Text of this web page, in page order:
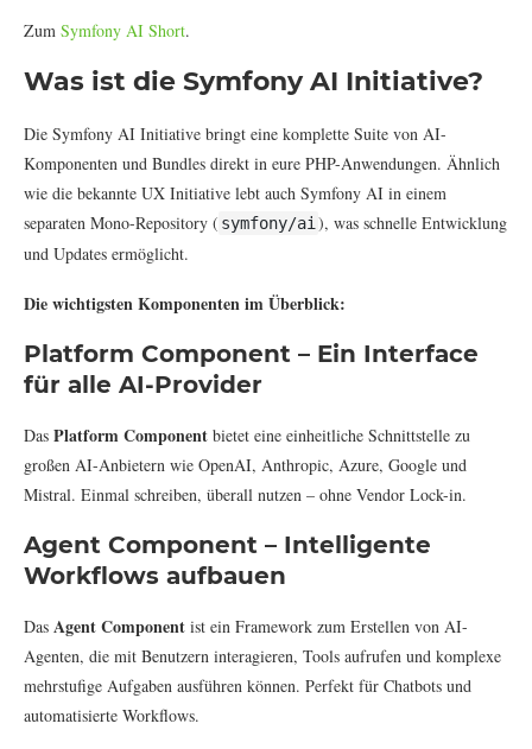
Zum Symfony AI Short.
Was ist die Symfony AI Initiative?
Die Symfony AI Initiative bringt eine komplette Suite von AI-
Komponenten und Bundles direkt in eure PHP-Anwendungen. Ähnlich
wie die bekannte UX Initiative lebt auch Symfony AI in einem
separaten Mono-Repository ( symfony/ai ), was schnelle Entwicklung
und Updates ermöglicht.
Die wichtigsten Komponenten im Überblick:
Platform Component – Ein Interface
für alle AI-Provider
Das Platform Component bietet eine einheitliche Schnittstelle zu
großen AI-Anbietern wie OpenAI, Anthropic, Azure, Google und
Mistral. Einmal schreiben, überall nutzen – ohne Vendor Lock-in.
Agent Component – Intelligente
Workflows aufbauen
Das Agent Component ist ein Framework zum Erstellen von AI-
Agenten, die mit Benutzern interagieren, Tools aufrufen und komplexe
mehrstufige Aufgaben ausführen können. Perfekt für Chatbots und
automatisierte Workflows.